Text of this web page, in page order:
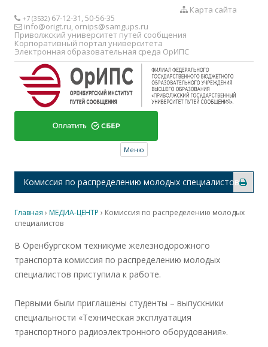
Карта сайта
+7 (3532) 67-12-31, 50-56-35
info@origt.ru, ornips@samgups.ru
Приволжский университет путей сообщения
Корпоративный портал университета
Электронная образовательная среда ОрИПС
Меню
Комиссия по распределению молодых специалистов
Главная › МЕДИА-ЦЕНТР › Комиссия по распределению молодых
специалистов
В Оренбургском техникуме железнодорожного
транспорта комиссия по распределению молодых
специалистов приступила к работе.
Первыми были приглашены студенты – выпускники
специальности «Техническая эксплуатация
транспортного радиоэлектронного оборудования».